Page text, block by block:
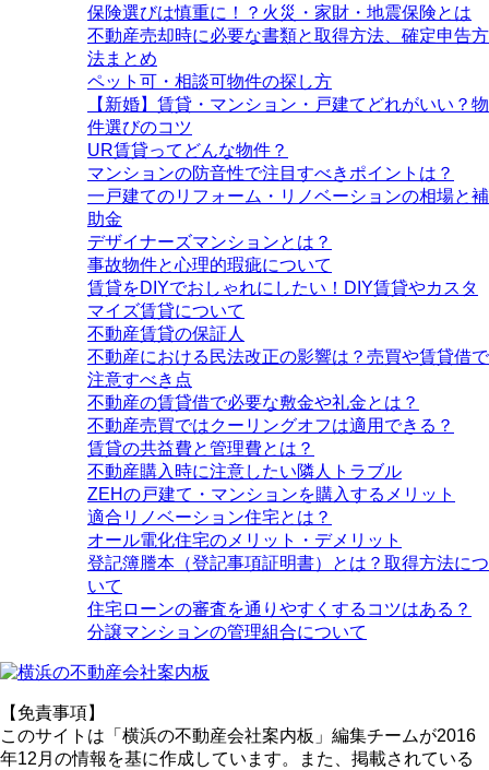
保険選びは慎重に！？火災・家財・地震保険とは
不動産売却時に必要な書類と取得方法、確定申告方
法まとめ
ペット可・相談可物件の探し方
【新婚】賃貸・マンション・戸建てどれがいい？物
件選びのコツ
UR賃貸ってどんな物件？
マンションの防音性で注目すべきポイントは？
一戸建てのリフォーム・リノベーションの相場と補
助金
デザイナーズマンションとは？
事故物件と心理的瑕疵について
賃貸をDIYでおしゃれにしたい！DIY賃貸やカスタ
マイズ賃貸について
不動産賃貸の保証人
不動産における民法改正の影響は？売買や賃貸借で
注意すべき点
不動産の賃貸借で必要な敷金や礼金とは？
不動産売買ではクーリングオフは適用できる？
賃貸の共益費と管理費とは？
不動産購入時に注意したい隣人トラブル
ZEHの戸建て・マンションを購入するメリット
適合リノベーション住宅とは？
オール電化住宅のメリット・デメリット
登記簿謄本（登記事項証明書）とは？取得方法につ
いて
住宅ローンの審査を通りやすくするコツはある？
分譲マンションの管理組合について
【免責事項】
このサイトは「横浜の不動産会社案内板」編集チームが2016
年12月の情報を基に作成しています。また、掲載されている